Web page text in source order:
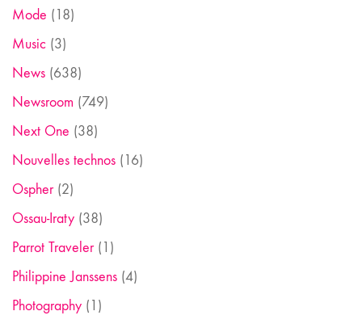
Mode (18)
Music (3)
News (638)
Newsroom (749)
Next One (38)
Nouvelles technos (16)
Ospher(2)
Ossau-Iraty (38)
Parrot Traveler(1)
Philippine Janssens (4)
Photography (1)